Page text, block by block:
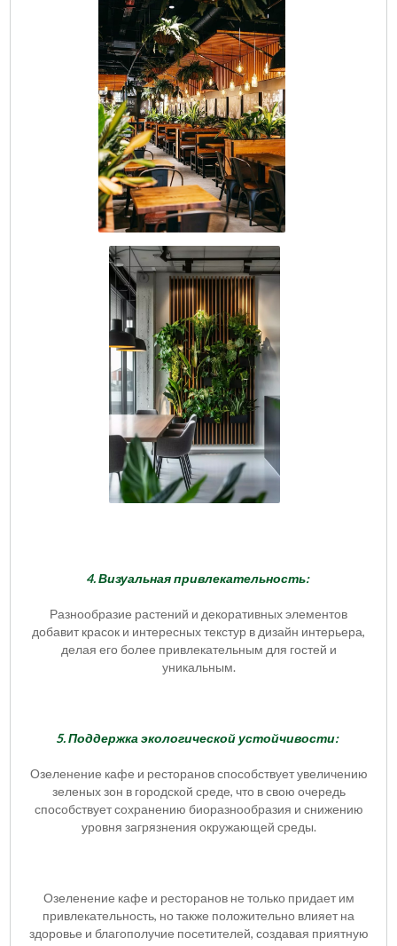
4. Визуальная привлекательность:
Разнообразие растений и декоративных элементов
добавит красок и интересных текстур в дизайн интерьера,
делая его более привлекательным для гостей и
уникальным.
5. Поддержка экологической устойчивости:
Озеленение кафе и ресторанов способствует увеличению
зеленых зон в городской среде, что в свою очередь
способствует сохранению биоразнообразия и снижению
уровня загрязнения окружающей среды.
Озеленение кафе и ресторанов не только придает им
привлекательность, но также положительно влияет на
здоровье и благополучие посетителей, создавая приятную